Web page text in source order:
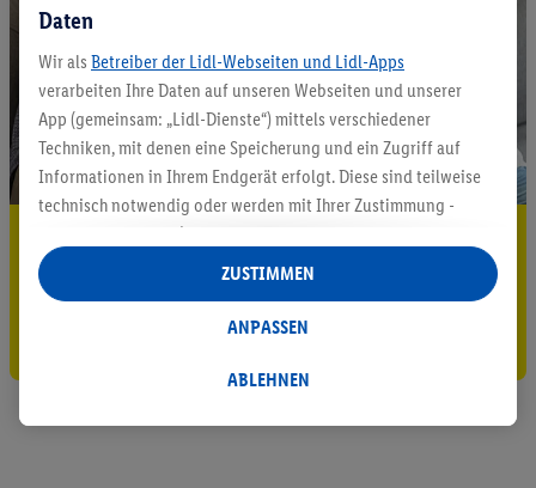
5.95 € Versand sparen³²ᵃ
Jetzt zum Newsletter anmelden
Gutschein sichern!
Daten
Wir als Betreiber der Lidl-Webseiten und Lidl-Apps
verarbeiten Ihre Daten auf unseren Webseiten und unserer
App (gemeinsam: „Lidl-Dienste“) mittels verschiedener
Techniken, mit denen eine Speicherung und ein Zugriff auf
Informationen in Ihrem Endgerät erfolgt. Diese sind teilweise
technisch notwendig oder werden mit Ihrer Zustimmung -
auch durch Partner (u.a.
Verantwortliche; im Zusammenhang mit dem IAB TCF
insgesamt
Statistik-Erstellung oder für personalisierte Werbung
Datenverarbeitungen für personalisierte Werbung werden
ABLEHNEN
ANPASSEN
ZUSTIMMEN